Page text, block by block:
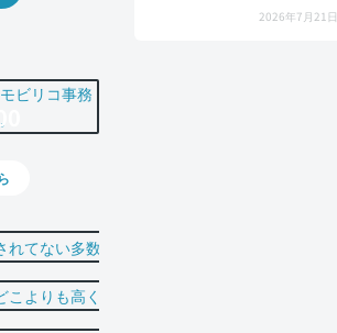
2026年7月21日